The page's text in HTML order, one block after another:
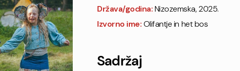
Država/godina:Nizozemska, 2025.
Izvorno ime:Olifantje in het bos
Sadržaj